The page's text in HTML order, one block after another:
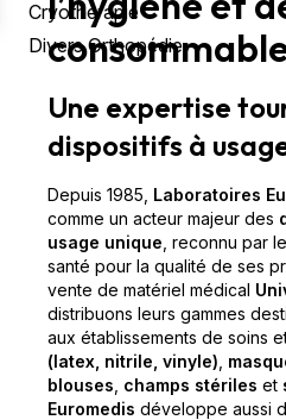
Cryothérapie
Divers Orthopédie
Une expertise
dispositifs à
Depuis 1985, Laboratoires
comme un acteur majeur des
usage unique , reconnu par
santé pour la qualité de ses
vente de matériel médical
distribuons leurs gammes
aux établissements de soins
(latex, nitrile, vinyle)
blouses champs stériles et
Euromedis développe aussi